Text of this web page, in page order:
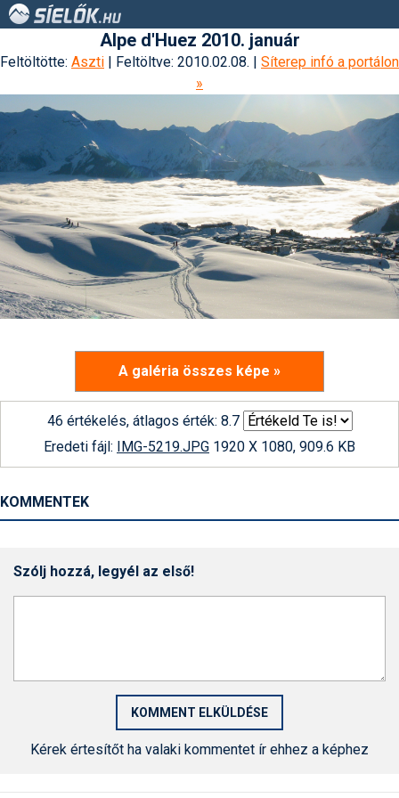
Alpe d'Huez 2010. január
Feltöltötte: Aszti | Feltöltve: 2010.02.08. | Síterep infó a portálon
»
A galéria összes képe »
46 értékelés, átlagos érték: 8.7
Eredeti fájl: IMG-5219.JPG 1920 X 1080, 909.6 KB
KOMMENTEK
Szólj hozzá, legyél az első!
Kérek értesítőt ha valaki kommentet ír ehhez a képhez